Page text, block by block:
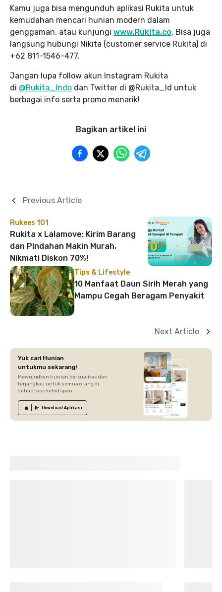
Kamu juga bisa mengunduh aplikasi Rukita untuk
kemudahan mencari hunian modern dalam
genggaman, atau kunjungi www.Rukita.co. Bisa juga
langsung hubungi Nikita (customer service Rukita) di
+62 811-1546-477.
Jangan lupa follow akun Instagram Rukita
di @Rukita_Indo dan Twitter di @Rukita_Id untuk
berbagai info serta promo menarik!
Bagikan artikel ini
Rukees 101
Rukita x Lalamove: Kirim Barang
dan Pindahan Makin Murah,
Nikmati Diskon 70%!
Previous Article
Tips & Lifestyle
10 Manfaat Daun Sirih Merah yang
Mampu Cegah Beragam Penyakit
Next Article
Yuk cari Hunian
untukmu sekarang!
Mewujudkan hunian berkualitas dan
terjangkau untuk semua orang di
setiap fase kehidupan.
Download Aplikasi